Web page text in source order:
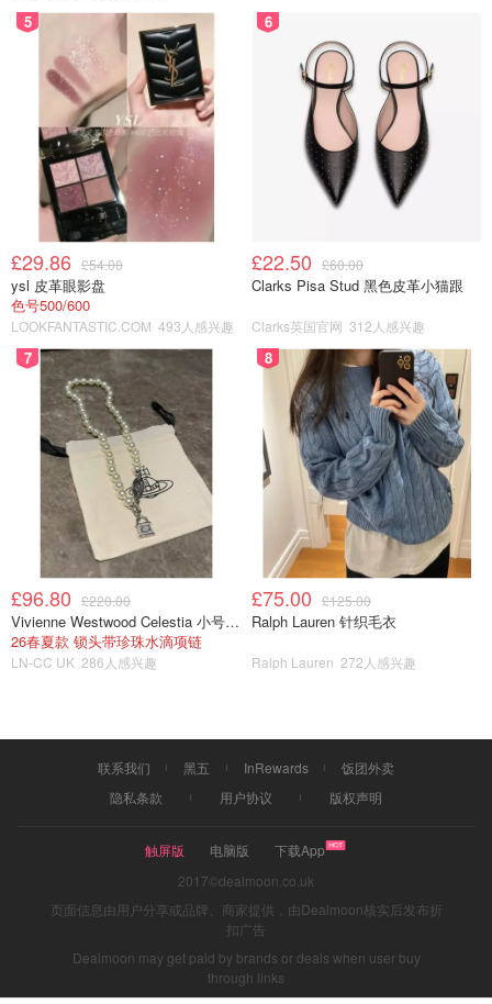
5
£29.86 £54.00
ysl 皮革眼影盘
色号500/600
LOOKFANTASTIC.COM 493人感兴趣
6
£22.50 £60.00
Clarks Pisa Stud 黑色皮革小猫跟
Clarks英国官网 312人感兴趣
7
£96.80 £220.00
Vivienne Westwood Celestia 小号吊坠项链
26春夏款 锁头带珍珠水滴项链
LN-CC UK 286人感兴趣
8
£75.00 £125.00
Ralph Lauren 针织毛衣
Ralph Lauren 272人感兴趣
联系我们 黑五 InRewards
饭团外卖
隐私条款
用户协议 版权声明
触屏版 电脑版
下载App
2017©dealmoon.co.uk
页面信息由用户分享或品牌、商家提供，由Dealmoon核实后发布折
扣广告
Dealmoon may get paid by brands or deals when user buy
through links